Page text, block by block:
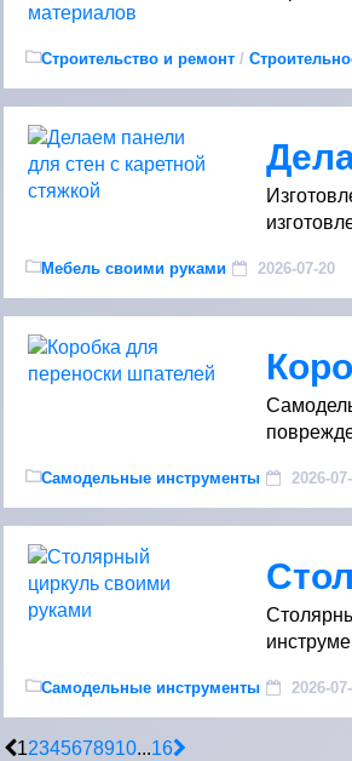
Строительство и ремонт /
Мебель своими руками 2026-07-20
Самодельные инструменты 2026-
Самодельные инструменты 2026-
12345678910...16